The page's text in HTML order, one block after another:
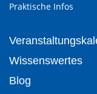
Praktische Infos
Wissenswertes
Blog